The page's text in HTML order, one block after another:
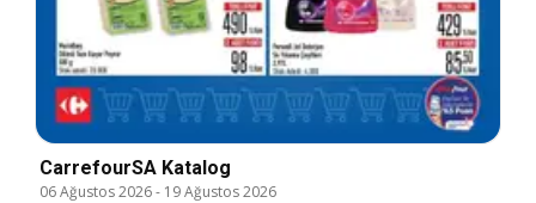
CarrefourSA Katalog
06 Ağustos 2026- 19 Ağustos 2026